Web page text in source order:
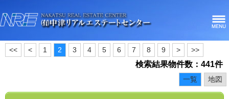
<< < 1 2 3 4 5 6 7 8 9 > >>
検索結果物件数：441件
地図
一覧